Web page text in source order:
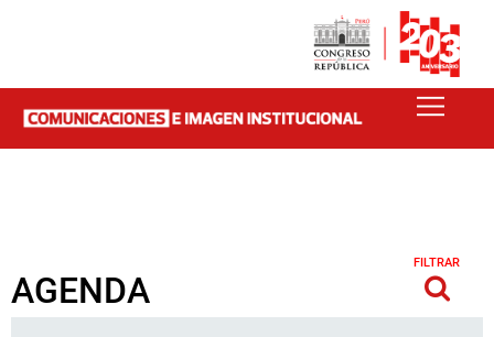
AGENDA
FILTRAR